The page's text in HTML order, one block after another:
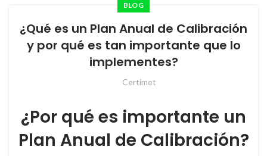
BLOG
¿Qué es un Plan Anual de Calibración
y por qué es tan importante que lo
implementes?
Certimet
¿Por qué es importante un
Plan Anual de Calibración?